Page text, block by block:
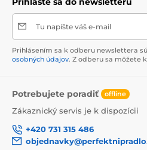
Tu napíšte váš e-mail
Prihlásením sa k odberu newslettera
osobných údajov. Z odberu sa môžete
Potrebujete poradiť offline
Zákaznický servis je k dispozícii
+420 731 315 486